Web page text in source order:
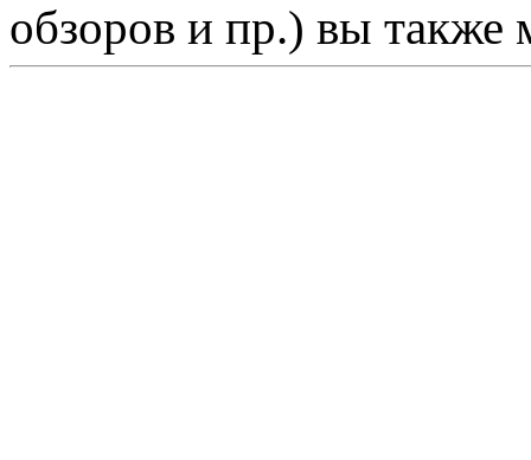
обзоров и пр.) вы также